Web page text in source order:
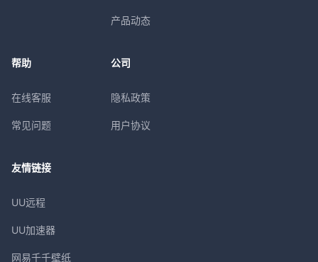
产品动态
帮助
在线客服
常见问题
公司
隐私政策
用户协议
友情链接
UU远程
UU加速器
网易千千壁纸